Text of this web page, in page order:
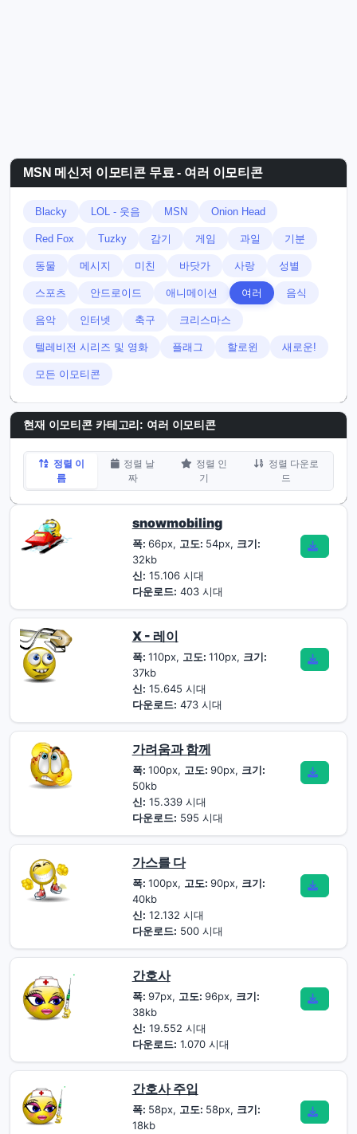
MSN 메신저 이모티콘 무료 - 여러 이모티콘
Blacky LOL - 웃음 MSN Onion Head
Red Fox Tuzky 감기 게임 과일 기분
동물 메시지 미친 바닷가 사랑 성별
스포츠 안드로이드 애니메이션 여러 음식
음악 인터넷 축구 크리스마스
텔레비전 시리즈 및 영화 플래그 할로윈 새로운!
모든 이모티콘
현재 이모티콘 카테고리: 여러 이모티콘
정렬 이
름
정렬 날
짜
정렬 인
기
정렬 다운로
드
snowmobiling
폭: 66px, 고도: 54px, 크기:
32kb
신: 15.106 시대
다운로드: 403 시대
X - 레이
폭: 110px, 고도: 110px, 크기:
37kb
신: 15.645 시대
다운로드: 473 시대
가려움과 함께
폭: 100px, 고도: 90px, 크기:
50kb
신: 15.339 시대
다운로드: 595 시대
가스를 다
폭: 100px, 고도: 90px, 크기:
40kb
신: 12.132 시대
다운로드: 500 시대
간호사
폭: 97px, 고도: 96px, 크기:
38kb
신: 19.552 시대
다운로드: 1.070 시대
간호사 주입
폭: 58px, 고도: 58px, 크기:
18kb